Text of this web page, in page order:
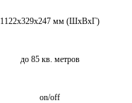
1122х329х247 мм (ШхВхГ)
до 85 кв. метров
on/off